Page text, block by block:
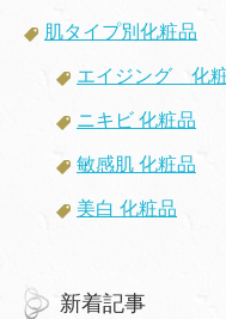
肌タイプ別化粧品
エイジング 化
ニキビ 化粧品
敏感肌 化粧品
美白 化粧品
新着記事